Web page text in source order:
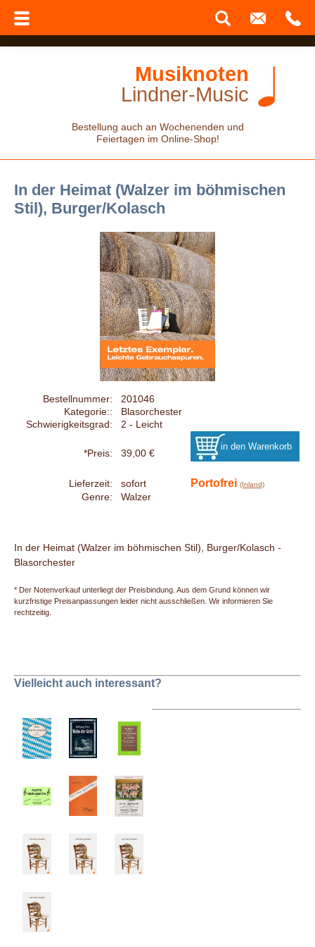
Musiknoten
Lindner-Music
Bestellung auch an Wochenenden und
Feiertagen im Online-Shop!
In der Heimat (Walzer im böhmischen
Stil), Burger/Kolasch
Bestellnummer:
201046
Kategorie::
Blasorchester
Schwierigkeitsgrad:
2 - Leicht
*Preis: 39,00 €
Lieferzeit: sofort Portofrei (Inland)
Genre: Walzer
In der Heimat (Walzer im böhmischen Stil), Burger/Kolasch -
Blasorchester
* Der Notenverkauf unterliegt der Preisbindung. Aus dem Grund können wir
kurzfristige Preisanpassungen leider nicht ausschließen. Wir informieren Sie
rechtzeitig.
Vielleicht auch interessant?